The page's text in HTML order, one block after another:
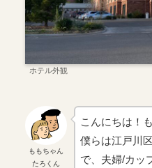
ホテル外観
ももちゃん
たろくん
こんにちは！
僕らは江戸川
で、夫婦/カッ